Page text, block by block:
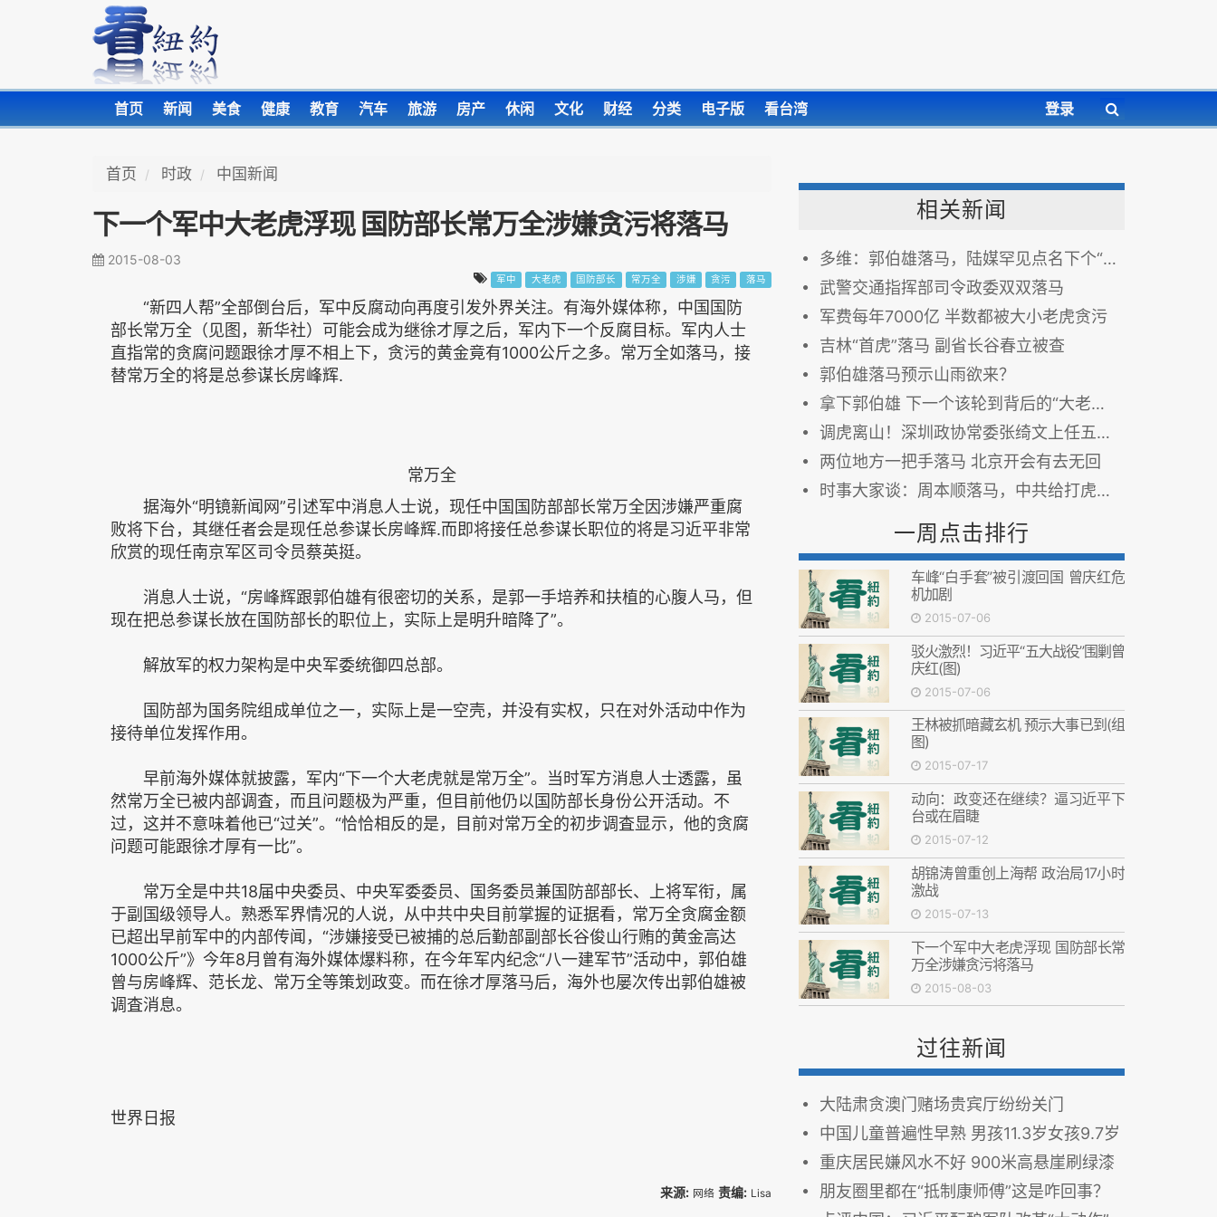
首页 新闻 美食 健康 教育 汽车 旅游 房产 休闲 文化 财经 分类 电子版 看台湾 登录
首页 时政 中国新闻
下一个军中大老虎浮现 国防部长常万全涉嫌贪污将落马
2015-08-03
军中 大老虎 国防部长 常万全 涉嫌 贪污 落马
“新四人帮”全部倒台后，军中反腐动向再度引发外界关注。有海外媒体称，中国国防
部长常万全（见图，新华社）可能会成为继徐才厚之后，军内下一个反腐目标。军内人士
直指常的贪腐问题跟徐才厚不相上下，贪污的黄金竟有1000公斤之多。常万全如落马，接
替常万全的将是总参谋长房峰辉.
常万全
据海外“明镜新闻网”引述军中消息人士说，现任中国国防部部长常万全因涉嫌严重腐
败将下台，其继任者会是现任总参谋长房峰辉.而即将接任总参谋长职位的将是习近平非常
欣赏的现任南京军区司令员蔡英挺。
消息人士说，“房峰辉跟郭伯雄有很密切的关系，是郭一手培养和扶植的心腹人马，但
现在把总参谋长放在国防部长的职位上，实际上是明升暗降了”。
解放军的权力架构是中央军委统御四总部。
国防部为国务院组成单位之一，实际上是一空壳，并没有实权，只在对外活动中作为
接待单位发挥作用。
早前海外媒体就披露，军内“下一个大老虎就是常万全”。当时军方消息人士透露，虽
然常万全已被内部调査，而且问题极为严重，但目前他仍以国防部长身份公开活动。不
过，这并不意味着他已“过关”。“恰恰相反的是，目前对常万全的初步调査显示，他的贪腐
问题可能跟徐才厚有一比”。
常万全是中共18届中央委员、中央军委委员、国务委员兼国防部部长、上将军衔，属
于副国级领导人。熟悉军界情况的人说，从中共中央目前掌握的证据看，常万全贪腐金额
已超出早前军中的内部传闻，“涉嫌接受已被捕的总后勤部副部长谷俊山行贿的黄金高达
1000公斤”》今年8月曾有海外媒体爆料称，在今年军内纪念“八一建军节”活动中，郭伯雄
曾与房峰辉、范长龙、常万全等策划政变。而在徐才厚落马后，海外也屡次传出郭伯雄被
调査消息。
世界日报
来源: 网络 责编: Lisa
相关新闻
多维：郭伯雄落马，陆媒罕见点名下个“老老虎”
武警交通指挥部司令政委双双落马
军费每年7000亿 半数都被大小老虎贪污
吉林“首虎”落马 副省长谷春立被查
郭伯雄落马预示山雨欲来？
拿下郭伯雄 下一个该轮到背后的“大老虎”(图)
调虎离山！深圳政协常委张绮文上任五天落马(图)
两位地方一把手落马 北京开会有去无回
时事大家谈：周本顺落马，中共给打虎遇阻论降温？
一周点击排行
车峰“白手套”被引渡回国 曾庆红危
机加剧
2015-07-06
驳火激烈！习近平“五大战役”围剿曾
庆红(图)
2015-07-06
王林被抓暗藏玄机 预示大事已到(组
图)
2015-07-17
动向：政变还在继续？逼习近平下
台或在眉睫
2015-07-12
胡锦涛曾重创上海帮 政治局17小时
激战
2015-07-13
下一个军中大老虎浮现 国防部长常
万全涉嫌贪污将落马
2015-08-03
过往新闻
大陆肃贪澳门赌场贵宾厅纷纷关门
中国儿童普遍性早熟 男孩11.3岁女孩9.7岁
重庆居民嫌风水不好 900米高悬崖刷绿漆
朋友圈里都在“抵制康师傅”这是咋回事？